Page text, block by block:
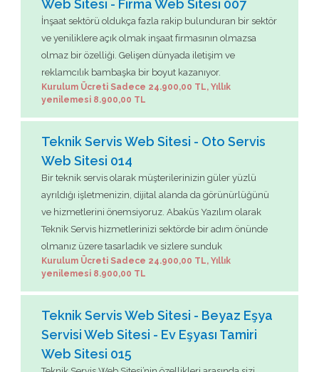
Web Sitesi - Firma Web Sitesi 007
İnşaat sektörü oldukça fazla rakip bulunduran bir sektör
ve yeniliklere açık olmak inşaat firmasının olmazsa
olmaz bir özelliği. Gelişen dünyada iletişim ve
reklamcılık bambaşka bir boyut kazanıyor.
Kurulum Ücreti Sadece 24.900,00 TL, Yıllık
yenilemesi 8.900,00 TL
Teknik Servis Web Sitesi - Oto Servis
Web Sitesi 014
Bir teknik servis olarak müşterilerinizin güler yüzlü
ayrıldığı işletmenizin, dijital alanda da görünürlüğünü
ve hizmetlerini önemsiyoruz. Abaküs Yazılım olarak
Teknik Servis hizmetlerinizi sektörde bir adım önünde
olmanız üzere tasarladık ve sizlere sunduk
Kurulum Ücreti Sadece 24.900,00 TL, Yıllık
yenilemesi 8.900,00 TL
Teknik Servis Web Sitesi - Beyaz Eşya
Servisi Web Sitesi - Ev Eşyası Tamiri
Web Sitesi 015